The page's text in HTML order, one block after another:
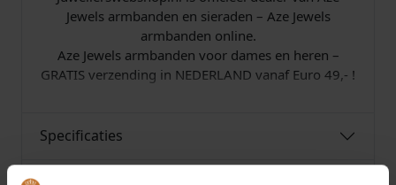
0
a
n
t
Jewels armbanden en sieraden – Aze Jewels
armbanden online.
Aze Jewels armbanden voor dames en heren –
GRATIS verzending in NEDERLAND vanaf Euro 49,- !
Specificaties